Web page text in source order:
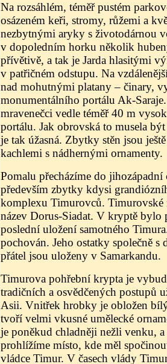
Na rozsáhlém, téměř pustém
osázeném keři, stromy, růžemi a
nezbytnými aryky s životodárnou
v dopoledním horku několik
přívětivě, a tak je Jarda hlasitými
v patřičném odstupu. Na
nad mohutnými platany – činary,
monumentálního portálu Ak-
mravenečci vedle téměř 40 m
portálu. Jak obrovská to musela
je tak úžasná. Zbytky stěn jsou
kachlemi s nádhernými ornamenty.
Pomalu přecházíme do jihozápadní
především zbytky kdysi
komplexu Timurovců. Timurovské
název Dorus-Siadat. V kryptě bylo
poslední uložení samotného
pochován. Jeho ostatky společně
přátel jsou uloženy v Samarkandu.
Timurova pohřební krypta je
tradičních a osvědčených postupů
Asii. Vnitřek hrobky je obložen
tvoří velmi vkusné umělecké
je poněkud chladněji nežli venku, a
prohlížíme místo, kde měl
vládce Timur. V časech vlády